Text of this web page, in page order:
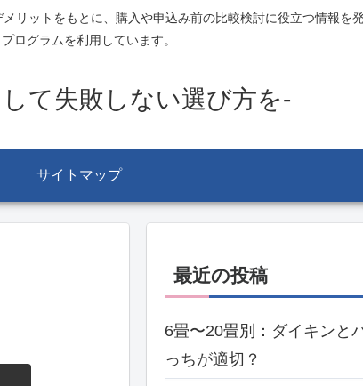
リットをもとに、購入や申込み前の比較検討に役立つ情報を
ログラムを利用しています。
て失敗しない選び方を-
サイトマップ
最近の投稿
6畳〜20畳別：ダイキンと
っちが適切？